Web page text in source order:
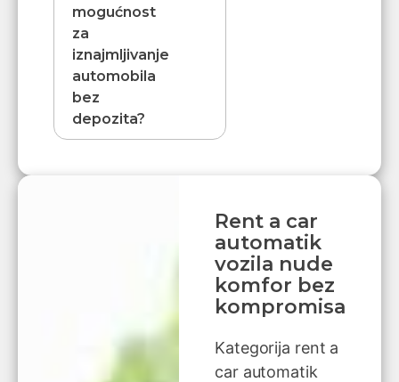
mogućnost
za
iznajmljivanje
automobila
bez
depozita?
Rent a car
automatik
vozila nude
komfor bez
kompromisa
Kategorija rent a
car automatik